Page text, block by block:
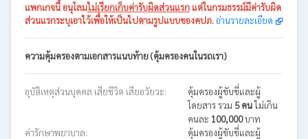
แพกเกจนี้อนุโลมไม่เรียกเก็บค่ารับผิดส่วนแรก แต่ในกรมธรรม์มีค่ารับผิด
ส่วนแรกระบุเอาไว้เพื่อให้เป็นไปตามรูปแบบของคปภ.อ่านรายละเอียด
ความคุ้มครองตามเอกสารแนบท้าย (คุ้มครองคนในรถเรา)
อุบัติเหตุส่วนบุคคล เสียชีวิต เสียอวัยวะ:
คุ้มครองผู้ขับขี่และผู้
โดยสาร รวม 5 คนไม่เกิน
คนละ 100,000บาท
ค่ารักษาพยาบาล:
คุ้มครองผู้ขับขี่และผู้